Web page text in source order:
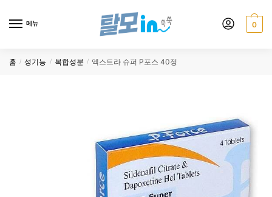
메뉴 0
홈 / 성기능 / 복합성분 / 엑스트라 슈퍼 P포스 40정